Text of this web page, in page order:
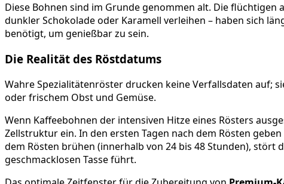
Diese Bohnen sind im Grunde genommen alt. Die flüchtigen
dunkler Schokolade oder Karamell verleihen – haben sich
benötigt, um genießbar zu sein.
Die Realität des Röstdatums
Wahre Spezialitätenröster drucken keine Verfallsdaten auf;
oder frischem Obst und Gemüse.
Wenn Kaffeebohnen der intensiven Hitze eines Rösters
Zellstruktur ein. In den ersten Tagen nach dem Rösten
dem Rösten brühen (innerhalb von 24 bis 48 Stunden),
geschmacklosen Tasse führt.